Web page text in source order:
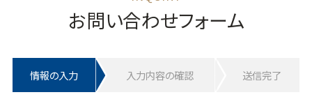
お問い合わせフォーム
情報の入力 入力内容の確認 送信完了